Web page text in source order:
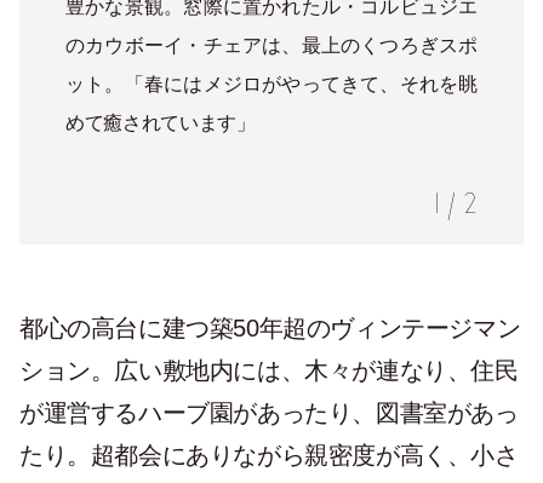
豊かな景観。窓際に置かれたル・コルビュジエ
のカウボーイ・チェアは、最上のくつろぎスポ
ット。「春にはメジロがやってきて、それを眺
めて癒されています」
1 / 2
都心の高台に建つ築50年超のヴィンテージマン
ション。広い敷地内には、木々が連なり、住民
が運営するハーブ園があったり、図書室があっ
たり。超都会にありながら親密度が高く、小さ